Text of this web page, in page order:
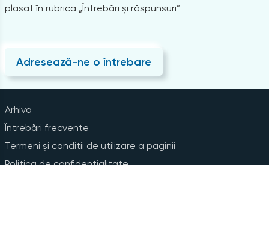
plasat în rubrica „Întrebări și răspunsuri”
Adresează-ne o întrebare
Arhiva
Întrebări frecvente
Termeni și condiții de utilizare a paginii
Politica de confidențialitate